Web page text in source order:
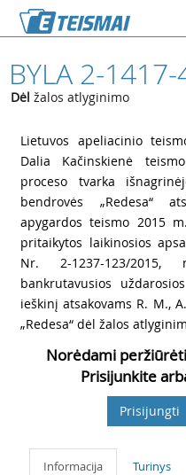
BYLA 2-
Dėl žalos atlyginimo
Lietuvos apeliacinio
Dalia Kačinskienė
proceso tvarka
bendrovės „Redesa“
apygardos teismo 2015
pritaikytos laikinosios
Nr. 2-1237-123/2015,
bankrutavusios
ieškinį atsakovams R. M.,
„Redesa“ dėl žalos
Norėdami
Prisijunkite
Prisijungti
Informacija Turinys